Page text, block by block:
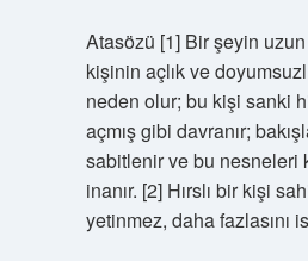
Atasözü [1] Bir şeyin
kişinin açlık ve
neden olur; bu kişi sanki
açmış gibi davranır;
sabitlenir ve bu nesneleri
inanır. [2] Hırslı bir kişi
yetinmez, daha fazlasını